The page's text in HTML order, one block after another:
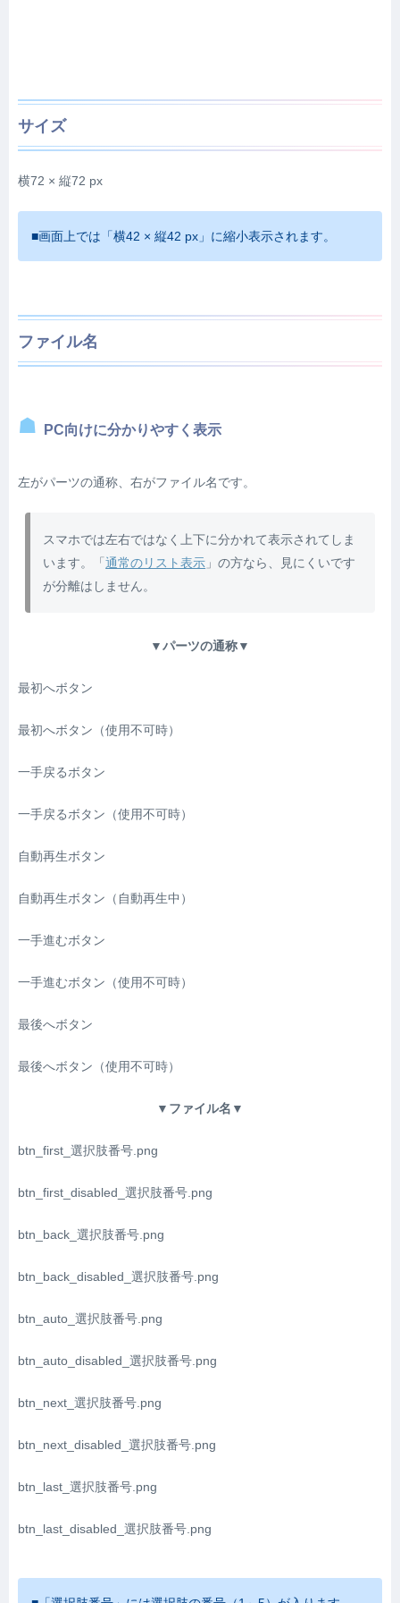
サイズ
横72 × 縦72 px
■画面上では「横42 × 縦42 px」に縮小表示されます。
ファイル名
PC向けに分かりやすく表示
左がパーツの通称、右がファイル名です。
スマホでは左右ではなく上下に分かれて表示されてしま
います。「通常のリスト表示 」の方なら、見にくいです
が分離はしません。
▼パーツの通称▼
最初へボタン
最初へボタン（使用不可時）
一手戻るボタン
一手戻るボタン（使用不可時）
自動再生ボタン
自動再生ボタン（自動再生中）
一手進むボタン
一手進むボタン（使用不可時）
最後へボタン
最後へボタン（使用不可時）
▼ファイル名▼
btn_first_選択肢番号.png
btn_first_disabled_選択肢番号.png
btn_back_選択肢番号.png
btn_back_disabled_選択肢番号.png
btn_auto_選択肢番号.png
btn_auto_disabled_選択肢番号.png
btn_next_選択肢番号.png
btn_next_disabled_選択肢番号.png
btn_last_選択肢番号.png
btn_last_disabled_選択肢番号.png